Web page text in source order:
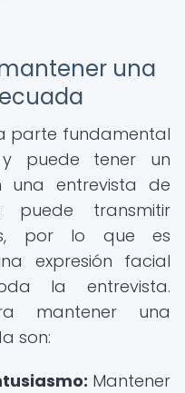
una
parte fundamental
puede tener un
una entrevista de
puede transmitir
por lo que es
expresión facial
la entrevista.
mantener una
son:
Mantener